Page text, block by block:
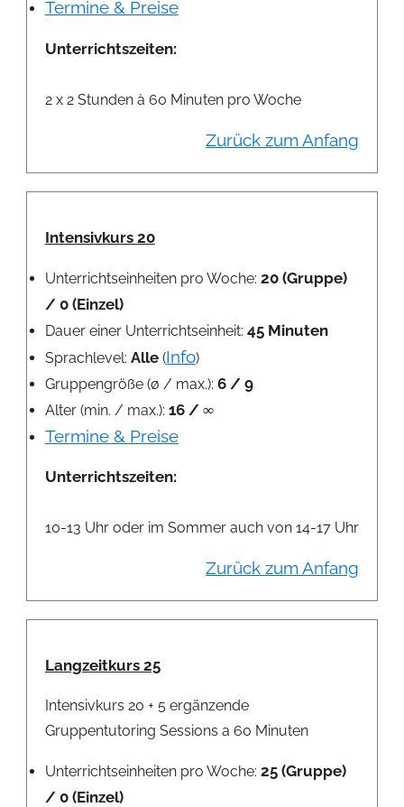
Termine & Preise
Unterrichtszeiten:
2 x 2 Stunden à 60 Minuten pro Woche
Zurück zum Anfang
Intensivkurs 20
Unterrichtseinheiten pro Woche: 20 (Gruppe)
/ 0 (Einzel)
Dauer einer Unterrichtseinheit: 45 Minuten
Sprachlevel: Alle(Info)
Gruppengröße (ø / max.): 6 / 9
Alter (min. / max.): 16 / ∞
Termine & Preise
Unterrichtszeiten:
10-13 Uhr oder im Sommer auch von 14-17 Uhr
Zurück zum Anfang
Langzeitkurs 25
Intensivkurs 20 + 5 ergänzende
Gruppentutoring Sessions a 60 Minuten
Unterrichtseinheiten pro Woche: 25 (Gruppe)
/ 0 (Einzel)